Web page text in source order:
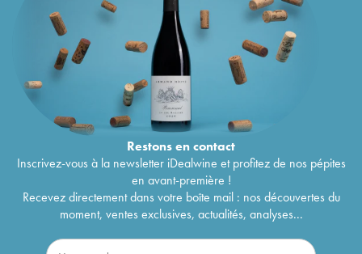
Restons encontact
Inscrivez-vous à la newsletter iDealwine et profitez de nos pépites
en avant-première !
Recevez directement dans votre boîte mail : nos découvertes du
moment, ventes exclusives, actualités, analyses...